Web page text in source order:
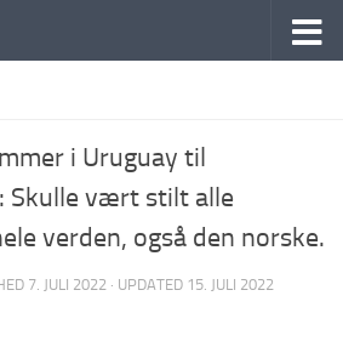
i Uruguay til
Skulle vært stilt alle
verden, også den norske.
7. JULI 2022 · UPDATED 15. JULI 2022